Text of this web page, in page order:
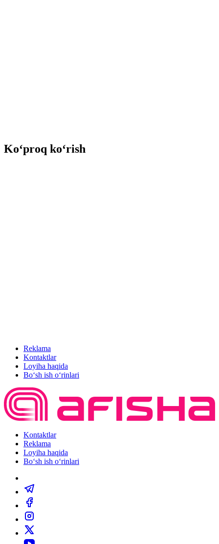
Ko‘proq ko‘rish
Reklama
Kontaktlar
Loyiha haqida
Bo‘sh ish o‘rinlari
Kontaktlar
Reklama
Loyiha haqida
Bo‘sh ish o‘rinlari